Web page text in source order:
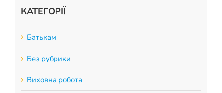
КАТЕГОРІЇ
Батькам
Без рубрики
Виховна робота